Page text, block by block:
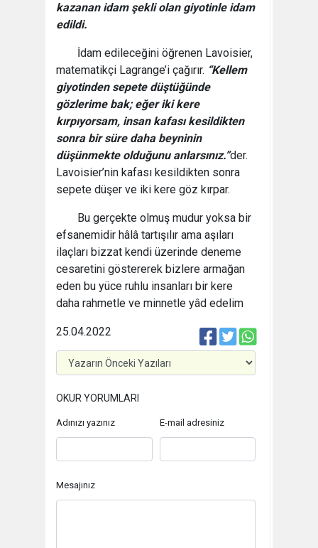
kazanan idam şekli olan giyotinle idam
edildi.
İdam edileceğini öğrenen Lavoisier,
matematikçi Lagrange’i çağırır. “Kellem
giyotinden sepete düştüğünde
gözlerime bak; eğer iki kere
kırpıyorsam, insan kafası kesildikten
sonra bir süre daha beyninin
düşünmekte olduğunu anlarsınız.”der.
Lavoisier’nin kafası kesildikten sonra
sepete düşer ve iki kere göz kırpar.
Bu gerçekte olmuş mudur yoksa bir
efsanemidir hâlâ tartışılır ama aşıları
ilaçları bizzat kendi üzerinde deneme
cesaretini göstererek bizlere armağan
eden bu yüce ruhlu insanları bir kere
daha rahmetle ve minnetle yâd edelim
25.04.2022
OKUR YORUMLARI
Adınızı yazınız E-mail adresiniz
Mesajınız